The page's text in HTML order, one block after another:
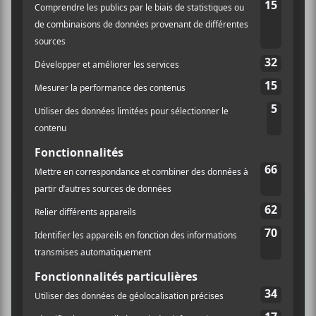
INSCRIPTION À L’INFOLETTRE
Ne manquez pas les dernières
nouvelles!
Abonnez-vous à l’infolettre du Canal
Auditif pour tout savoir de l’actualité
musicale, découvrir vos nouveaux
albums préférés et revivre les
concerts de la veille.